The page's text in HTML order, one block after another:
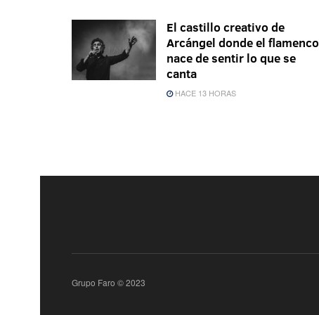
El castillo creativo de
Arcángel donde el flamenco
nace de sentir lo que se
canta
HACE 13 HORAS
Grupo Faro © 2023